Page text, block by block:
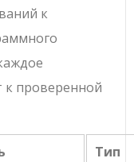
к
к проверенной
Тип